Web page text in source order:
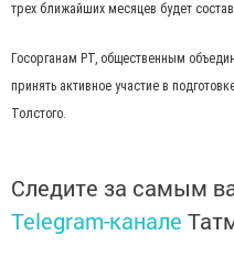
трех ближайших месяцев будет
Госорганам РТ, общественным
принять активное участие в
Толстого.
Следите за самым
Telegram-канале